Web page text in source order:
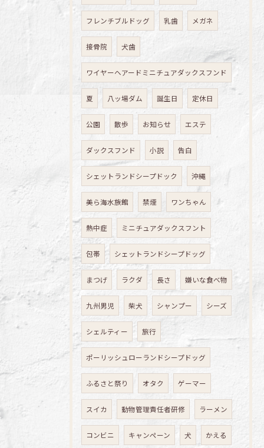
フレンチブルドッグ 乳歯 メガネ
接骨院 犬歯
ワイヤーヘアードミニチュアダックスフンド
夏 八ッ場ダム 誕生日 定休日
公園 散歩 お知らせ エステ
ダックスフンド 小説 告白
シェットランドシープドック 沖縄
美ら海水族館 禁煙 ワンちゃん
熱中症 ミニチュアダックスフント
包帯 シェットランドシープドッグ
まつげ ラクダ 長さ 嫌いな食べ物
九州男児 柴犬 シャンプー シーズ
シェルティー 旅行
ポーリッシュローランドシープドッグ
ふるさと祭り オタク ゲーマー
スイカ 動物管理責任者研修 ラーメン
コンビニ キャンペーン 犬 かえる